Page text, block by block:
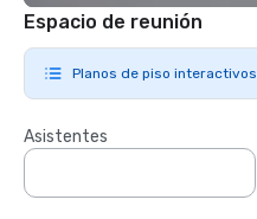
Espacio de reunión
Planos de piso interactivos
Asistentes